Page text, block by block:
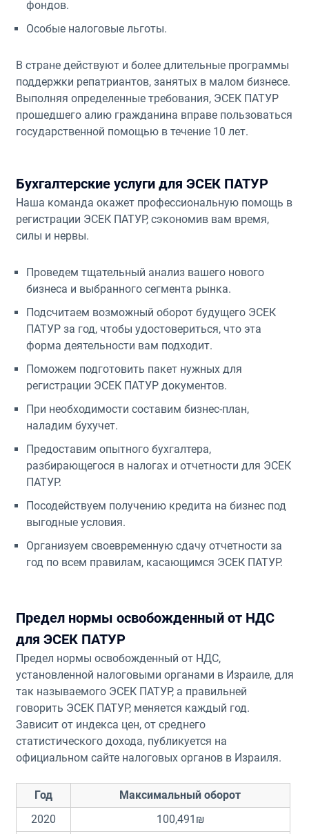
фондов.
Особые налоговые льготы.
В стране действуют и более длительные программы
поддержки репатриантов, занятых в малом бизнесе.
Выполняя определенные требования, ЭСЕК ПАТУР
прошедшего алию гражданина вправе пользоваться
государственной помощью в течение 10 лет.
Бухгалтерские услуги для ЭСЕК ПАТУР
Наша команда окажет профессиональную помощь в
регистрации ЭСЕК ПАТУР, сэкономив вам время,
силы и нервы.
Проведем тщательный анализ вашего нового
бизнеса и выбранного сегмента рынка.
Подсчитаем возможный оборот будущего ЭСЕК
ПАТУР за год, чтобы удостовериться, что эта
форма деятельности вам подходит.
Поможем подготовить пакет нужных для
регистрации ЭСЕК ПАТУР документов.
При необходимости составим бизнес-план,
наладим бухучет.
Предоставим опытного бухгалтера,
разбирающегося в налогах и отчетности для ЭСЕК
ПАТУР.
Посодействуем получению кредита на бизнес под
выгодные условия.
Организуем своевременную сдачу отчетности за
год по всем правилам, касающимся ЭСЕК ПАТУР.
Предел нормы освобожденный от НДС
для ЭСЕК ПАТУР
Предел нормы освобожденный от НДС,
установленной налоговыми органами в Израиле, для
так называемого ЭСЕК ПАТУР, а правильней
говорить ЭСЕК ПАТУР, меняется каждый год.
Зависит от индекса цен, от среднего
статистического дохода, публикуется на
официальном сайте налоговых органов в Израиля.
Год
Максимальный оборот
2020
100,491₪